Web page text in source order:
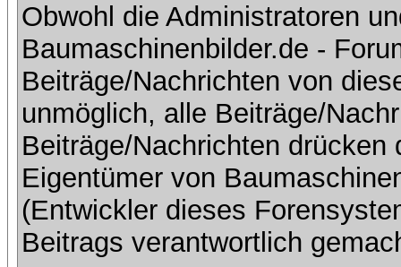
Obwohl die Administratoren
Baumaschinenbilder.de -
Beiträge/Nachrichten von
unmöglich, alle Beiträge/
Beiträge/Nachrichten
Eigentümer von
(Entwickler dieses
Beitrags verantwortlich